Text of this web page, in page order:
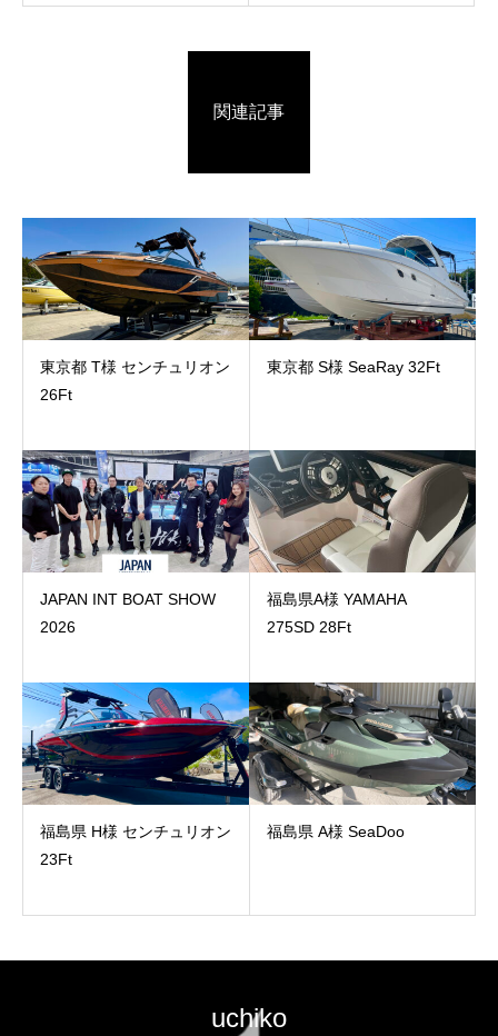
関連記事
東京都 T様 センチュリオン
26Ft
東京都 S様 SeaRay 32Ft
JAPAN INT BOAT SHOW
2026
福島県A様 YAMAHA
275SD 28Ft
福島県 H様 センチュリオン
23Ft
福島県 A様 SeaDoo
uchiko